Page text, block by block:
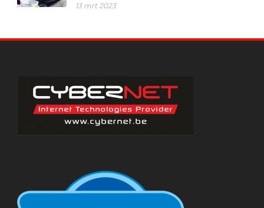
13 mrt 2023